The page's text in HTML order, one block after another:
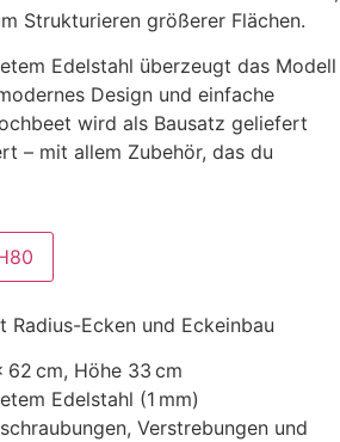
Strukturieren größerer Flächen.
Edelstahl überzeugt das Modell
Design und einfache
wird als Bausatz geliefert
– mit allem Zubehör, das du
Radius-Ecken und Eckeinbau
62 cm, Höhe 33 cm
Edelstahl (1 mm)
Verstrebungen und